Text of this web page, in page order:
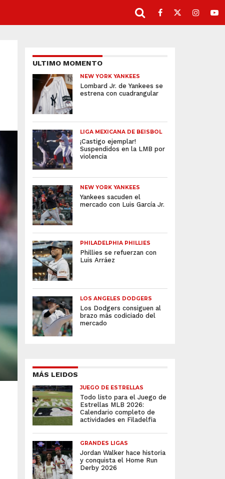
ULTIMO MOMENTO
NEW YORK YANKEES
Lombard Jr. de Yankees se
estrena con cuadrangular
LIGA MEXICANA DE BEISBOL
¡Castigo ejemplar!
Suspendidos en la LMB por
violencia
NEW YORK YANKEES
Yankees sacuden el
mercado con Luis García Jr.
PHILADELPHIA PHILLIES
Phillies se refuerzan con
Luis Arráez
LOS ANGELES DODGERS
Los Dodgers consiguen al
brazo más codiciado del
mercado
MÁS LEIDOS
JUEGO DE ESTRELLAS
Todo listo para el Juego de
Estrellas MLB 2026:
Calendario completo de
actividades en Filadelfia
GRANDES LIGAS
Jordan Walker hace historia
y conquista el Home Run
Derby 2026